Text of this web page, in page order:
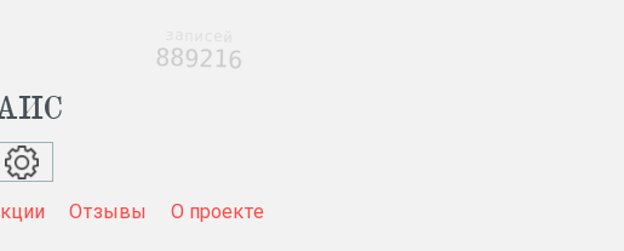
АИС
Отзывы О проекте
889216